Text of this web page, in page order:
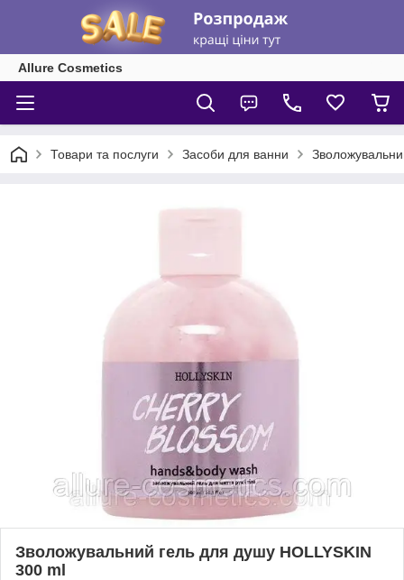
Allure Cosmetics
Товари та послуги Засоби для ванни
Зволожувальний гель для душу HOLLYSKIN
300 ml